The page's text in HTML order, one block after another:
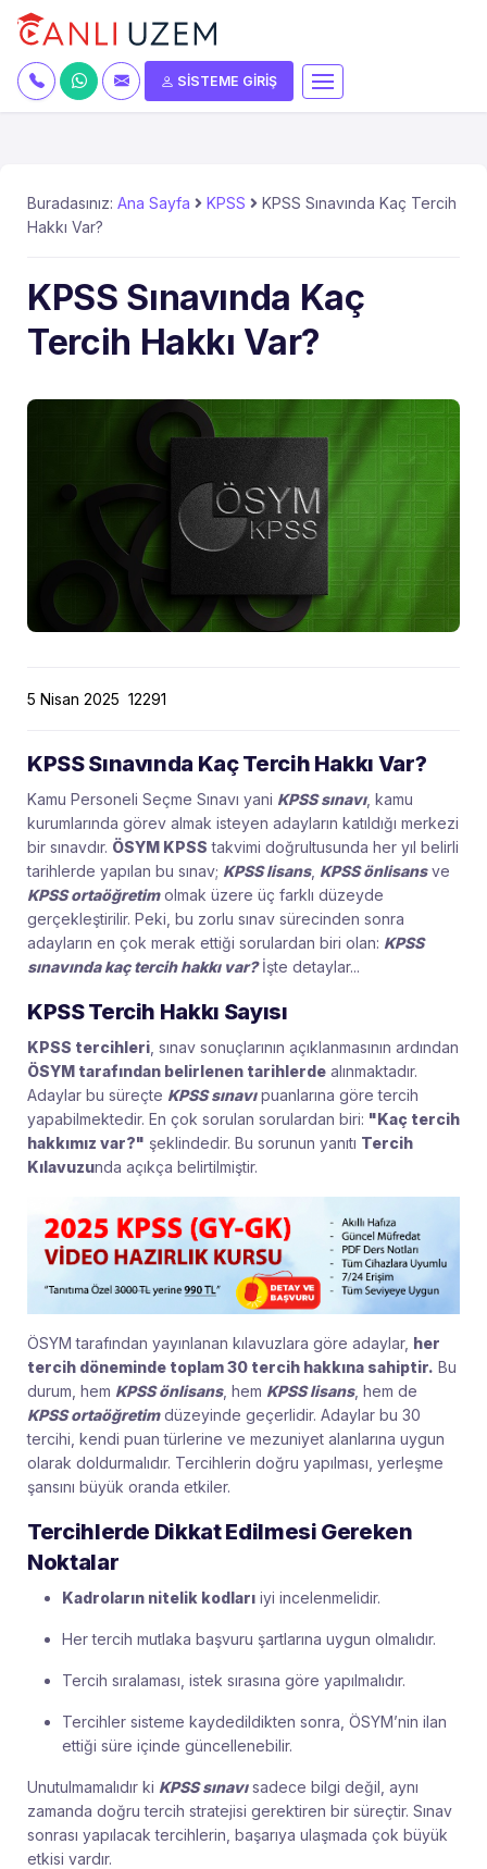
SİSTEME GİRİŞ
Buradasınız: Ana Sayfa KPSS
KPSS Sınavında Kaç Tercih
Hakkı Var?
KPSS Sınavında Kaç
Tercih Hakkı Var?
5 Nisan 2025 12291
KPSS Sınavında Kaç Tercih Hakkı Var?
Kamu Personeli Seçme Sınavı yani KPSS sınavı, kamu
kurumlarında görev almak isteyen adayların katıldığı merkezi
bir sınavdır. ÖSYM KPSS takvimi doğrultusunda her yıl belirli
tarihlerde yapılan bu sınav; KPSS lisans, KPSS önlisansve
KPSS ortaöğretimolmak üzere üç farklı düzeyde
gerçekleştirilir. Peki, bu zorlu sınav sürecinden sonra
adayların en çok merak ettiği sorulardan biri olan: KPSS
sınavında kaç tercih hakkı var?İşte detaylar...
KPSS Tercih Hakkı Sayısı
KPSS tercihleri , sınav sonuçlarının açıklanmasının ardından
ÖSYM tarafından belirlenen tarihlerde alınmaktadır.
Adaylar bu süreçte KPSS sınavıpuanlarına göre tercih
yapabilmektedir. En çok sorulan sorulardan biri: "Kaç tercih
hakkımız var?" şeklindedir. Bu sorunun yanıtı Tercih
Kılavuzunda açıkça belirtilmiştir.
ÖSYM tarafından yayınlanan kılavuzlara göre adaylar, her
tercih döneminde toplam 30 tercih hakkına sahiptir. Bu
durum, hem KPSS önlisans, hem KPSS lisans, hem de
KPSS ortaöğretimdüzeyinde geçerlidir. Adaylar bu 30
tercihi, kendi puan türlerine ve mezuniyet alanlarına uygun
olarak doldurmalıdır. Tercihlerin doğru yapılması, yerleşme
şansını büyük oranda etkiler.
Tercihlerde Dikkat Edilmesi Gereken
Noktalar
Kadroların nitelik kodları iyi incelenmelidir.
Her tercih mutlaka başvuru şartlarına uygun olmalıdır.
Tercih sıralaması, istek sırasına göre yapılmalıdır.
Tercihler sisteme kaydedildikten sonra, ÖSYM’nin ilan
ettiği süre içinde güncellenebilir.
Unutulmamalıdır ki KPSS sınavısadece bilgi değil, aynı
zamanda doğru tercih stratejisi gerektiren bir süreçtir. Sınav
sonrası yapılacak tercihlerin, başarıya ulaşmada çok büyük
etkisi vardır.